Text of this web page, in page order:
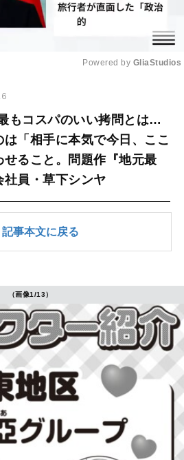
Powered by GliaStudios
もコスパのいい拷問とは…
「相手に本気で今日、ここ
ること。問題作『地元最
員・草下シンヤ
記事本文に戻る
（画像1/13）